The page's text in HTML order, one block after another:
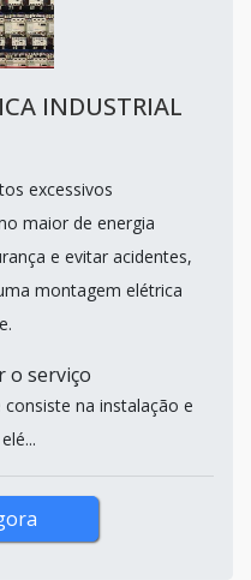
INDUSTRIAL
excessivos
maior de energia
e evitar acidentes,
montagem elétrica
o serviço
na instalação e